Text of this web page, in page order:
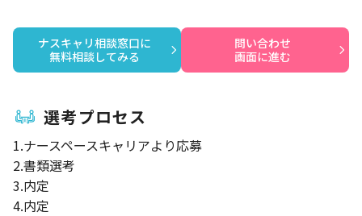
ナスキャリ相談窓口に
無料相談してみる
問い合わせ
画面に進む
選考プロセス
1.ナースペースキャリアより応募
2.書類選考
3.内定
4.内定